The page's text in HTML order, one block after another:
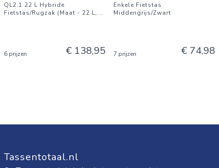
QL2.1 22 L Hybride
Fietstas/Rugzak (Maat - 22 L,...
6 prijzen € 138,95
Enkele Fietstas
Middengrijs/Zwart
7 prijzen € 74,98
Tassentotaal.nl